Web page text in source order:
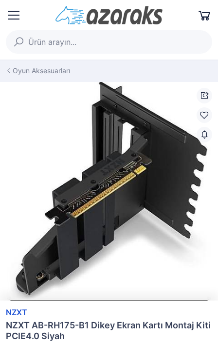
Oyun Aksesuarları
NZXT
NZXT AB-RH175-B1 Dikey Ekran Kartı Montaj Kiti
PCIE4.0 Siyah